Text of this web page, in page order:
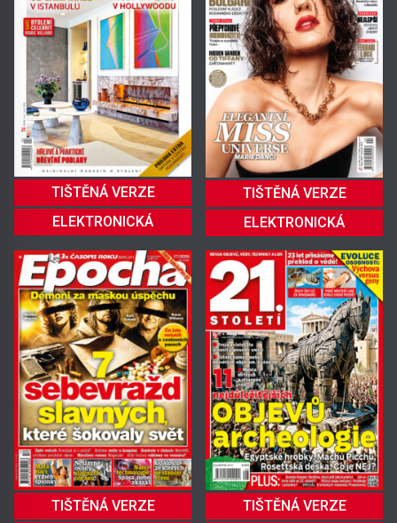
TIŠTĚNÁ VERZE
ELEKTRONICKÁ
TIŠTĚNÁ VERZE
ELEKTRONICKÁ
TIŠTĚNÁ VERZE
TIŠTĚNÁ VERZE